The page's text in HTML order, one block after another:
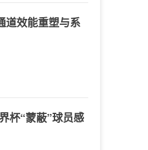
道效能重塑与系
杯“蒙蔽”球员感